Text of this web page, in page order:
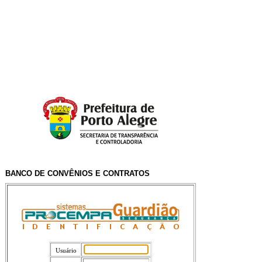
BANCO DE CONVÊNIOS E CONTRATOS
Usuário